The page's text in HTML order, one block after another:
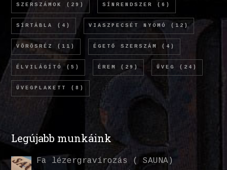
SZERSZÁMOK (29) SÍNRENDSZER (6)
SÍRTÁBLA (4) VIASZPECSÉT NYOMÓ (12)
VÖRÖSRÉZ (11) ÉGETŐ SZERSZÁM (4)
ÉLVILÁGÍTÓ (5) ÉREM (29) ÜVEG (24)
ÜVEGPLAKETT (8)
Legújabb munkáink
Fa lézergravírozás ( SAUNA)